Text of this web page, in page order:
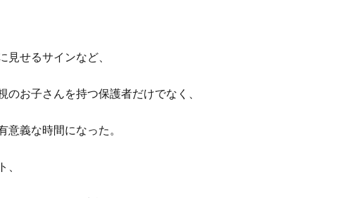
せるサインなど、
お子さんを持つ保護者だけでなく、
義な時間になった。